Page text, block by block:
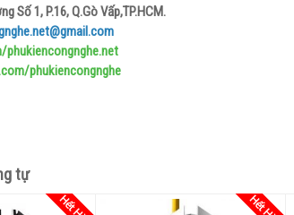
Số 1, P.16, Q.Gò Vấp,TP.HCM.
phukiencongnghe.net
phukiencongnghe
tự